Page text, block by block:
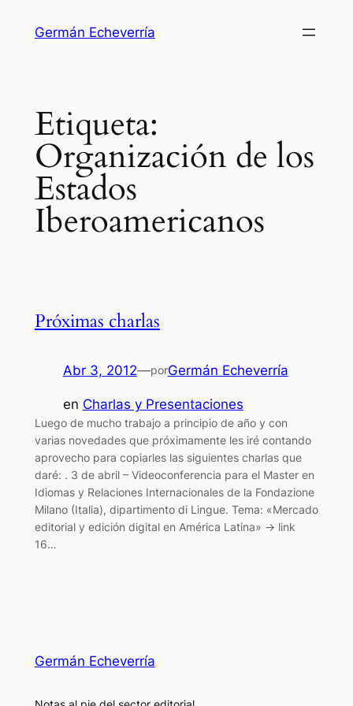
Germán Echeverría
Etiqueta:
Organización de los
Estados
Iberoamericanos
Próximas charlas
Abr 3, 2012—porGermán Echeverría
en Charlas y Presentaciones
Luego de mucho trabajo a principio de año y con
varias novedades que próximamente les iré contando
aprovecho para copiarles las siguientes charlas que
daré: . 3 de abril – Videoconferencia para el Master en
Idiomas y Relaciones Internacionales de la Fondazione
Milano (Italia), dipartimento di Lingue. Tema: «Mercado
editorial y edición digital en América Latina» -> link
16…
Germán Echeverría